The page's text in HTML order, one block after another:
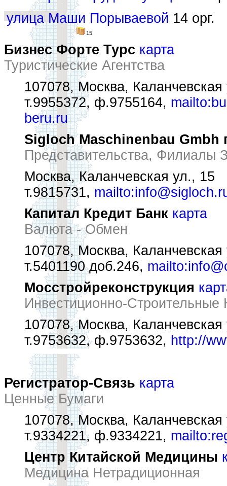
улица Маши Порываевой 14 орг.
15,
Бизнес Форте Турс карта
Туристические Агентства
107078, Москва,
т.9955372, ф.9755164,
beru.ru
Sigloch Maschinenbau Gmbh
Представительства, Филиалы
Москва, Каланчевская ул., 15
т.9815731,
Капитал Кредит Банк карта
Валюта - Обмен
107078, Москва,
т.5401190 доб.246,
Мосстройреконструкция
Инвестиционно-Строительные
107078, Москва,
т.9753632, ф.9753632, http://
Регистратор-Связь карта
Ценные Бумаги
107078, Москва,
т.9334221, ф.9334221,
Центр Китайской Медицины
Медицина Нетрадиционная